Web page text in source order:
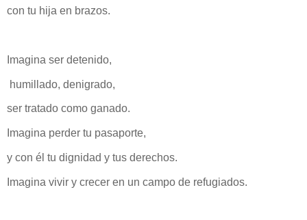
con tu hija en brazos.
Imagina ser detenido,
humillado, denigrado,
ser tratado como ganado.
Imagina perder tu pasaporte,
y con él tu dignidad y tus derechos.
Imagina vivir y crecer en un campo de refugiados.